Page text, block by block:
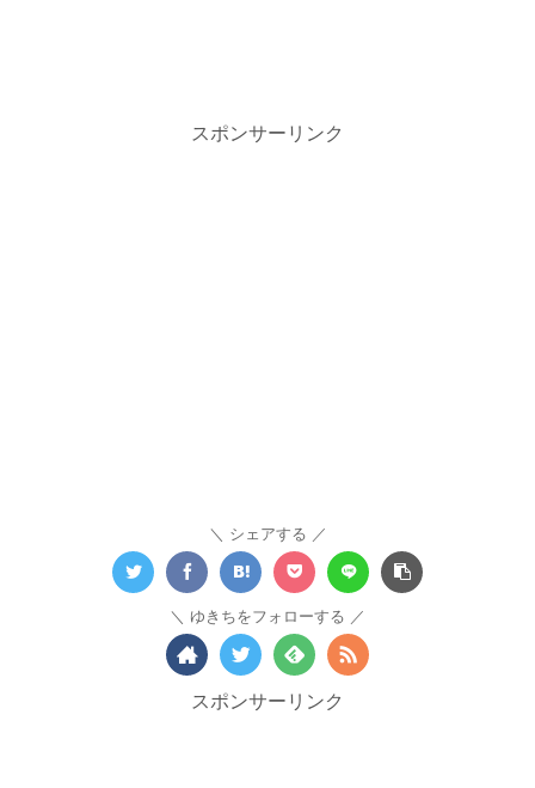
スポンサーリンク
シェアする
ゆきちをフォローする
スポンサーリンク